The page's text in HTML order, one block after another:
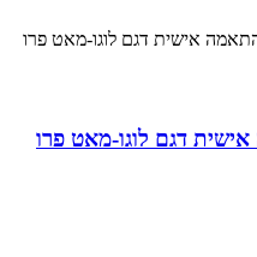
אישית דגם לוגו-מאט פרו
דגם לוגו-מאט פרו